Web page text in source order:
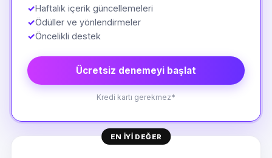
✓Haftalık içerik güncellemeleri
✓Ödüller ve yönlendirmeler
✓Öncelikli destek
Ücretsiz denemeyi başlat
Kredi kartı gerekmez*
EN IYI DEĞER